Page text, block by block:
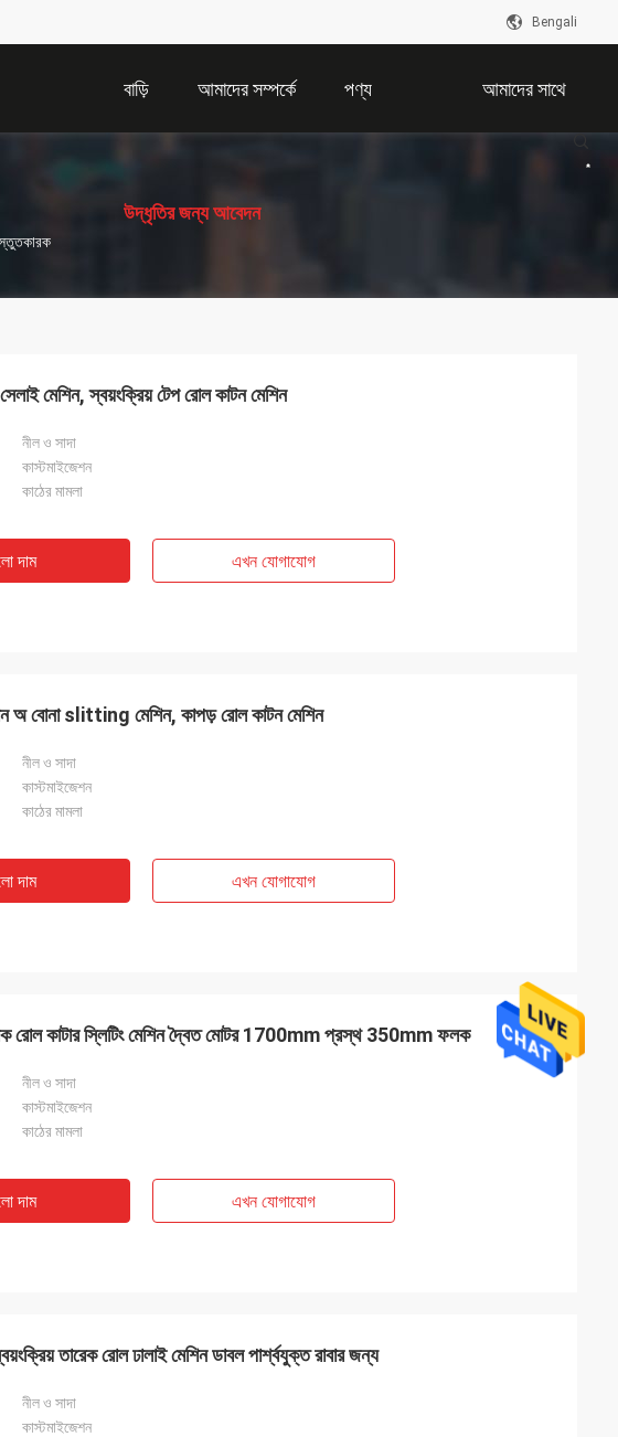
Bengali
বাড়ি আমাদের সম্পর্কে পণ্য আমাদের সাথে
যোগাযোগ করুন
উদ্ধৃতির জন্য আবেদন
মেশিন, স্বয়ংক্রিয় টেপ রোল কাটন মেশিন
নীল ও সাদা
কাস্টমাইজেশন
কাঠের মামলা
দাম এখন যোগাযোগ
অ বোনা slitting মেশিন, কাপড় রোল কাটন মেশিন
নীল ও সাদা
কাস্টমাইজেশন
কাঠের মামলা
দাম এখন যোগাযোগ
রোল কাটার স্লিটিং মেশিন দ্বৈত মোটর 1700mm প্রস্থ 350mm ফলক
নীল ও সাদা
কাস্টমাইজেশন
কাঠের মামলা
দাম এখন যোগাযোগ
তারেক রোল ঢালাই মেশিন ডাবল পার্শ্বযুক্ত রাবার জন্য
নীল ও সাদা
কাস্টমাইজেশন